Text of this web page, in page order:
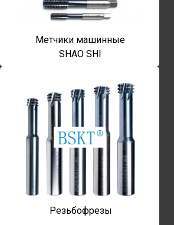
Метчики машинные
SHAO SHI
Резьбофрезы